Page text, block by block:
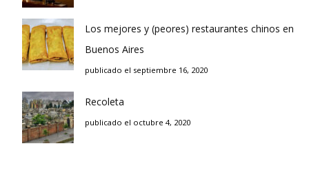
Los mejores y (peores) restaurantes chinos en
Buenos Aires
publicado el septiembre 16, 2020
Recoleta
publicado el octubre 4, 2020